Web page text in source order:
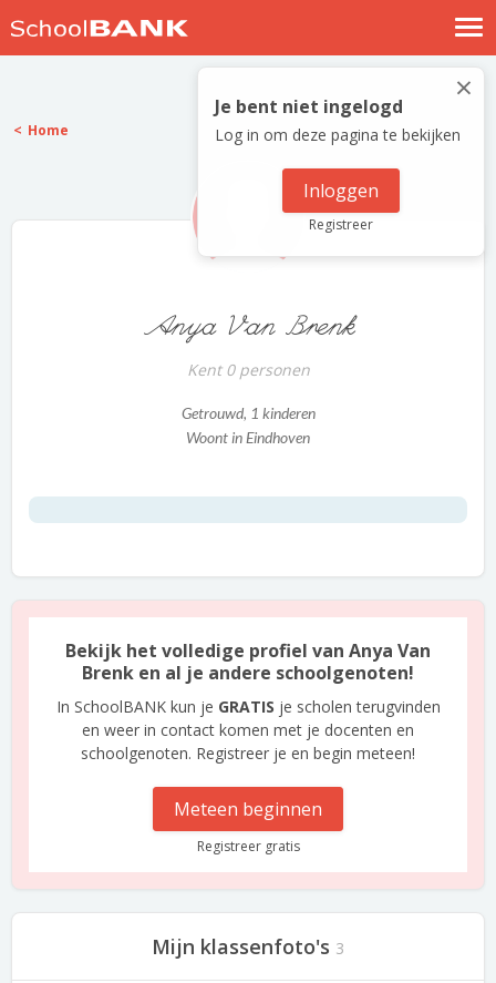
Nostalgische verhalen
Log in
Meld je gratis aan
×
Je bent niet ingelogd
Log in om deze pagina te bekijken
Inloggen
Registreer
Home
Anya Van Brenk
Kent 0 personen
Getrouwd, 1 kinderen
Woont in Eindhoven
Bekijk het volledige profiel van Anya Van
Brenk en al je andere schoolgenoten!
In SchoolBANK kun je GRATIS je scholen terugvinden
en weer in contact komen met je docenten en
schoolgenoten. Registreer je en begin meteen!
Meteen beginnen
Registreer gratis
Mijn klassenfoto's 3